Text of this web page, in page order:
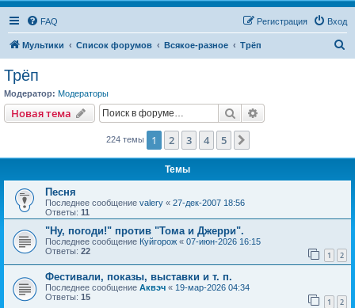
FAQ Вход
Регистрация
Мультики Список форумов Всякое-разное Трёп
Трёп
Модератор: Модераторы
Новая тема Поиск
224 темы 1 2 3 4 5
Темы
Песня
Последнее сообщение valery « 27-дек-2007 18:56
Ответы: 11
"Ну, погоди!" против "Тома и Джерри".
Последнее сообщение Куйгорож « 07-июн-2026 16:15
Ответы: 22 1 2
Фестивали, показы, выставки и т. п.
Последнее сообщение Аквэч « 19-мар-2026 04:34
Ответы: 15 1 2